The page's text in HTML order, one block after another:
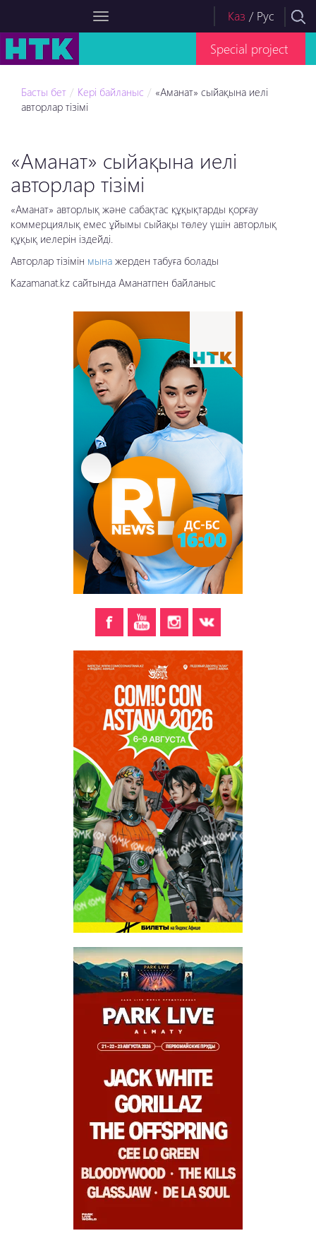
Каз / Рус
Special project
Басты бет Кері байланыс
«Аманат» сыйақына иелі
авторлар тізімі
«Аманат» сыйақына иелі
авторлар тізімі
«Аманат» авторлық және сабақтас құқықтарды қорғау
коммерциялық емес ұйымы сыйақы төлеу үшін авторлық
құқық иелерін іздейді.
Авторлар тізімін мына жерден табуға болады
Kazamanat.kz сайтында Аманатпен байланыс